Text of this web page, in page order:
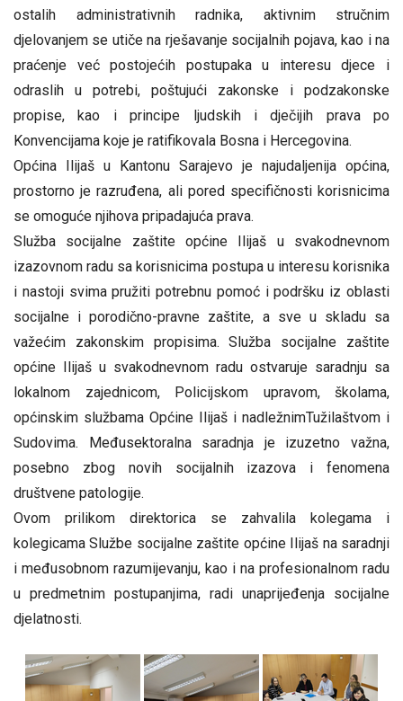
ostalih administrativnih radnika, aktivnim stručnim
djelovanjem se utiče na rješavanje socijalnih pojava, kao i na
praćenje već postojećih postupaka u interesu djece i
odraslih u potrebi, poštujući zakonske i podzakonske
propise, kao i principe ljudskih i dječijih prava po
Konvencijama koje je ratifikovala Bosna i Hercegovina.
Općina Ilijaš u Kantonu Sarajevo je najudaljenija općina,
prostorno je razruđena, ali pored specifičnosti korisnicima
se omoguće njihova pripadajuća prava.
Služba socijalne zaštite općine Ilijaš u svakodnevnom
izazovnom radu sa korisnicima postupa u interesu korisnika
i nastoji svima pružiti potrebnu pomoć i podršku iz oblasti
socijalne i porodično-pravne zaštite, a sve u skladu sa
važećim zakonskim propisima. Služba socijalne zaštite
općine Ilijaš u svakodnevnom radu ostvaruje saradnju sa
lokalnom zajednicom, Policijskom upravom, školama,
općinskim službama Općine Ilijaš i nadležnimTužilaštvom i
Sudovima. Međusektoralna saradnja je izuzetno važna,
posebno zbog novih socijalnih izazova i fenomena
društvene patologije.
Ovom prilikom direktorica se zahvalila kolegama i
kolegicama Službe socijalne zaštite općine Ilijaš na saradnji
i međusobnom razumijevanju, kao i na profesionalnom radu
u predmetnim postupanjima, radi unaprijeđenja socijalne
djelatnosti.